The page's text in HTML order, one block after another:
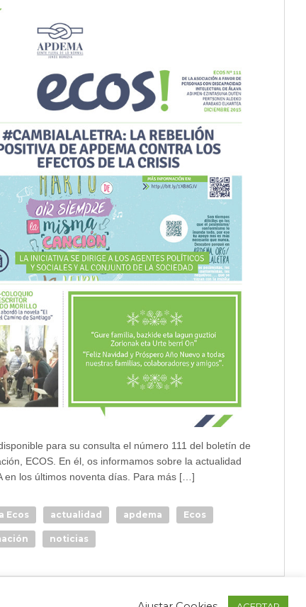
para su consulta el número 111 del boletín de
ECOS. En él, os informamos sobre la actualidad
en los últimos noventa días. Para más […]
Ecos actualidad apdema Ecos
noticias